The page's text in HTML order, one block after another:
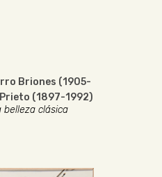
Briones (1905-
(1897-1992)
belleza clásica